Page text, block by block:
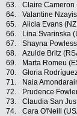
63.
Claire Cameron
64.
Valantine
65.
Alicia Evans
66.
Lina Svarinska
67.
Shayna
68.
Azulde Britz
69.
Marta Romeu
70.
Gloria
71.
Naia
72.
Prudence
73.
Claudia San
74.
Cara O'Neill